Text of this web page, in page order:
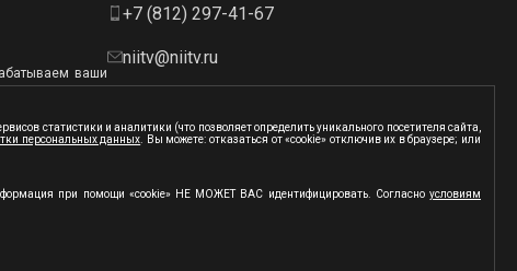
ваши
уникального
с
Информация
сервиса
этот сайт.
статистики и аналитики (что позволяет определить уникального посетителя сайта,
персональных данных . Вы можете: отказаться от «сookie» отключив их в браузере; или
при помощи «сookie» НЕ МОЖЕТ ВАС идентифицировать. Согласно условиям
+7 (812) 297-41-67
niitv@niitv.ru
Политехническая, 22
Обед 13:00 — 13:50 (МСК)